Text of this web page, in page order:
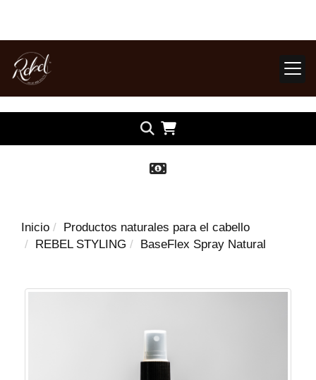
Inicio
Productos naturales para el cabello
REBEL STYLING
BaseFlex Spray Natural